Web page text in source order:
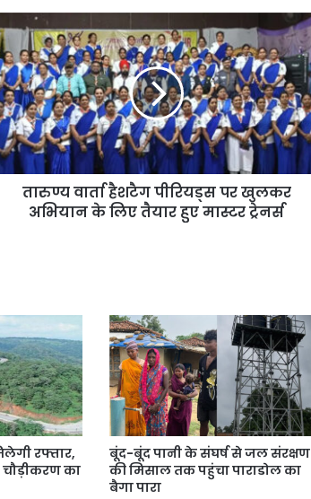
तारुण्य वार्ता हैशटैग पीरियड्स पर खुलकर
अभियान के लिए तैयार हुए मास्टर ट्रेनर्स
रफ्तार,
चौड़ीकरण का
बूंद-बूंद पानी के संघर्ष से जल संरक्षण
की मिसाल तक पहुंचा पाराडोल का
बैगा पारा